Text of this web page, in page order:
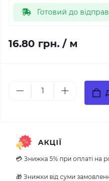
Готовий до
16.80 грн. / м
АКЦІЇ
💳 Знижка 5% при оплаті на
🎁 Знижки від суми